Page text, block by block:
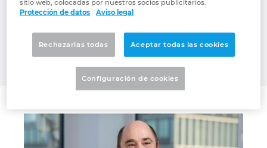
permitiendo la ejecución de consultas
complejas en lenguaje natural y
garantizando una total fiabilidad industrial
sin los errores ni "alucinaciones"
característicos de las IA genéricas.
Italy
Japan
sitio web, colocadas por nuestros socios publicitarios.
Protección de datos
Aviso legal
Rechazarlas todas Aceptar todas las cookies
Configuración de cookies